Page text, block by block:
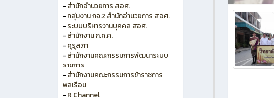
- กระทรวงศึกษาธิการ
- สำนักงานคณะกรรมการการอาชีวศึกษา
- สำนักอำนวยการ สอศ.
- กลุ่มงาน กจ.2 สำนักอำนวยการ สอศ.
-ระบบบริหารงานบุคคล สอศ.
- สำนักงาน ก.ค.ศ.
-คุรุสภา
- สำนักงานคณะกรรมการพัฒนาระบบ
ข่าวสาร (ทั่วไป)
新闻